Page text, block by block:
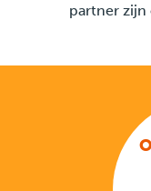
partner zijn